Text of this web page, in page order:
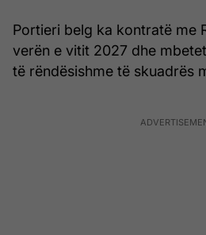
Portieri belg ka kontratë me
verën e vitit 2027 dhe
të rëndësishme të skuadrës